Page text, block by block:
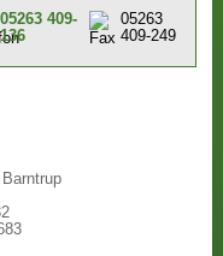
05263 409-
136
05263
409-249